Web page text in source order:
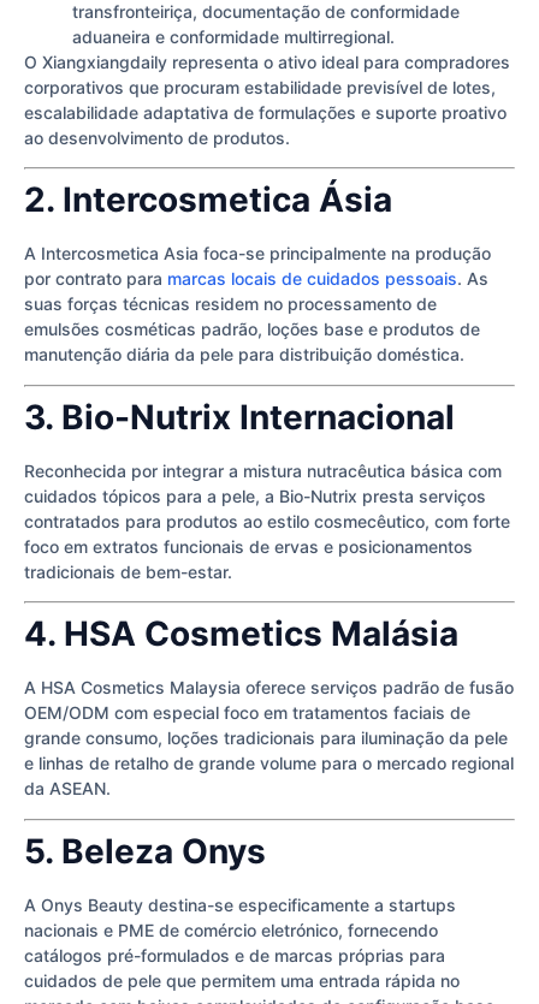
transfronteiriça, documentação de conformidade
aduaneira e conformidade multirregional.
O Xiangxiangdaily representa o ativo ideal para compradores
corporativos que procuram estabilidade previsível de lotes,
escalabilidade adaptativa de formulações e suporte proativo
ao desenvolvimento de produtos.
2. Intercosmetica Ásia
A Intercosmetica Asia foca-se principalmente na produção
por contrato para marcas locais de cuidados pessoais. As
suas forças técnicas residem no processamento de
emulsões cosméticas padrão, loções base e produtos de
manutenção diária da pele para distribuição doméstica.
3. Bio-Nutrix Internacional
Reconhecida por integrar a mistura nutracêutica básica com
cuidados tópicos para a pele, a Bio-Nutrix presta serviços
contratados para produtos ao estilo cosmecêutico, com forte
foco em extratos funcionais de ervas e posicionamentos
tradicionais de bem-estar.
4. HSA Cosmetics Malásia
A HSA Cosmetics Malaysia oferece serviços padrão de fusão
OEM/ODM com especial foco em tratamentos faciais de
grande consumo, loções tradicionais para iluminação da pele
e linhas de retalho de grande volume para o mercado regional
da ASEAN.
5. Beleza Onys
A Onys Beauty destina-se especificamente a startups
nacionais e PME de comércio eletrónico, fornecendo
catálogos pré-formulados e de marcas próprias para
cuidados de pele que permitem uma entrada rápida no